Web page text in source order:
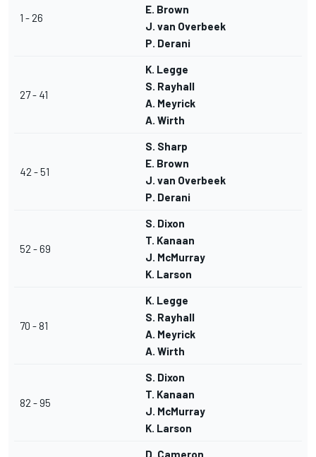
1 - 26
E. Brown
J. van Overbeek
P. Derani
27 - 41
K. Legge
S. Rayhall
A. Meyrick
A. Wirth
42 - 51
S. Sharp
E. Brown
J. van Overbeek
P. Derani
52 - 69
S. Dixon
T. Kanaan
J. McMurray
K. Larson
70 - 81
K. Legge
S. Rayhall
A. Meyrick
A. Wirth
82 - 95
S. Dixon
T. Kanaan
J. McMurray
K. Larson
D. Cameron